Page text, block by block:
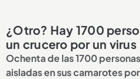
¿Otro? Hay 1700
un crucero por un virus
Ochenta de las 1700
aisladas en sus camarotes